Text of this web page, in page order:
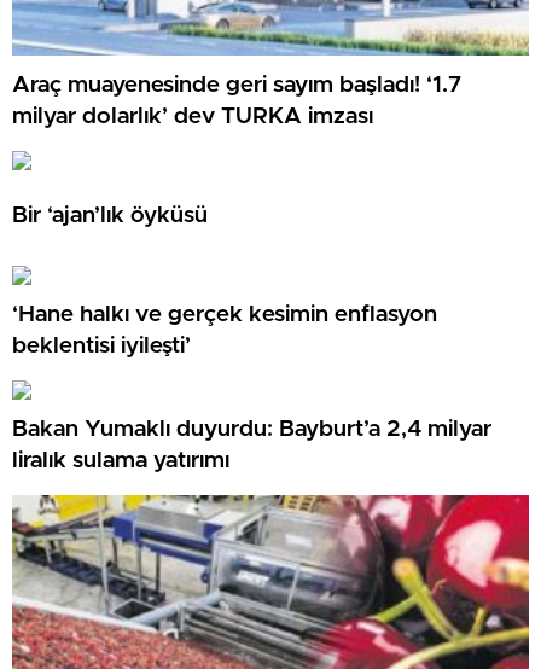
Araç muayenesinde geri sayım başladı! ‘1.7
milyar dolarlık’ dev TURKA imzası
Bir ‘ajan’lık öyküsü
‘Hane halkı ve gerçek kesimin enflasyon
beklentisi iyileşti’
Bakan Yumaklı duyurdu: Bayburt’a 2,4 milyar
liralık sulama yatırımı